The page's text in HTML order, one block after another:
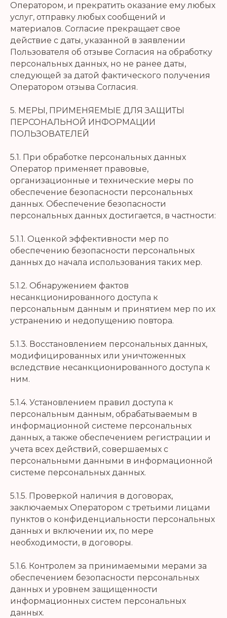
Оператором, и прекратить оказание ему любых
услуг, отправку любых сообщений и
материалов. Согласие прекращает свое
действие с даты, указанной в заявлении
Пользователя об отзыве Согласия на обработку
персональных данных, но не ранее даты,
следующей за датой фактического получения
Оператором отзыва Согласия.
5. МЕРЫ, ПРИМЕНЯЕМЫЕ ДЛЯ ЗАЩИТЫ
ПЕРСОНАЛЬНОЙ ИНФОРМАЦИИ
ПОЛЬЗОВАТЕЛЕЙ
5.1. При обработке персональных данных
Оператор применяет правовые,
организационные и технические меры по
обеспечение безопасности персональных
данных. Обеспечение безопасности
персональных данных достигается, в частности:
5.1.1. Оценкой эффективности мер по
обеспечению безопасности персональных
данных до начала использования таких мер.
5.1.2. Обнаружением фактов
несанкционированного доступа к
персональным данным и принятием мер по их
устранению и недопущению повтора.
5.1.3. Восстановлением персональных данных,
модифицированных или уничтоженных
вследствие несанкционированного доступа к
ним.
5.1.4. Установлением правил доступа к
персональным данным, обрабатываемым в
информационной системе персональных
данных, а также обеспечением регистрации и
учета всех действий, совершаемых с
персональными данными в информационной
системе персональных данных.
5.1.5. Проверкой наличия в договорах,
заключаемых Оператором с третьими лицами
пунктов о конфиденциальности персональных
данных и включении их, по мере
необходимости, в договоры.
5.1.6. Контролем за принимаемыми мерами за
обеспечением безопасности персональных
данных и уровнем защищенности
информационных систем персональных
данных.